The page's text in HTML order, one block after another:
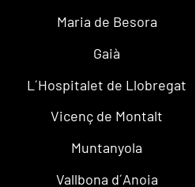
Maria de Besora
Gaià
L´Hospitalet de Llobregat
Vicenç de Montalt
Muntanyola
Vallbona d´Anoia